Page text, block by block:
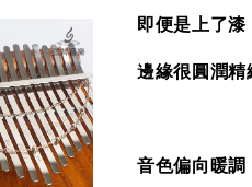
即便是上了
邊緣很圓潤精
音色偏向暖調